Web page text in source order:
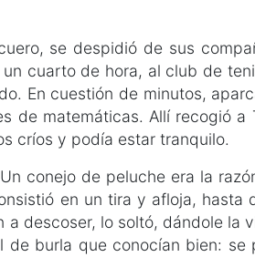
se despidió de sus
cuarto de hora, al club de
En cuestión de minutos,
de matemáticas. Allí recogió a
críos y podía estar tranquilo.
conejo de peluche era la
en un tira y afloja, hasta
descoser, lo soltó, dándole la
burla que conocían bien: se